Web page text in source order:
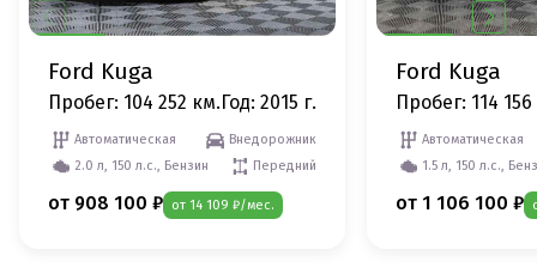
Ford Kuga
Пробег: 104 252 км.Год: 2015 г.
Автоматическая
Внедорожник
2.0 л, 150 л.с., Бензин
Передний
от 908 100 ₽ от 14 109 ₽/мес.
Ford Kuga
Пробег: 114
Автоматическая
1.5 л, 150 л.с.,
от 1 106 100 ₽